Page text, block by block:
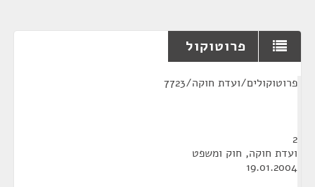
פרוטוקול
פרוטוקולים/ועדת חוקה/7723
2
ועדת חוקה, חוק ומשפט
19.01.2004